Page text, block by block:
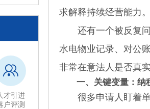
才引进
户评测
求解释持续经营能力。
还有一个被反复问
水电物业记录、对公
非常在意法人是否真
一、关键变量：纳
很多申请人盯着单